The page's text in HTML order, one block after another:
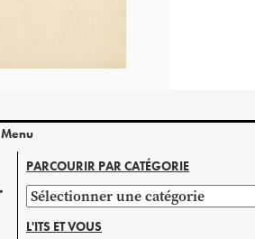
Menu
PARCOURIR PAR CATÉGORIE
Parcourir
par
catégorie
L'ITS ET VOUS